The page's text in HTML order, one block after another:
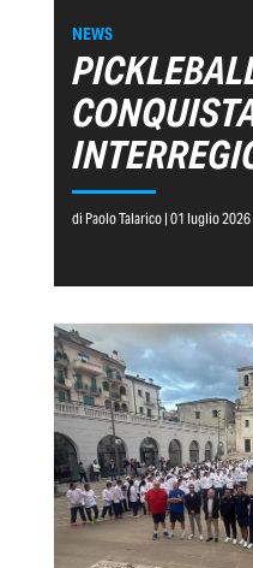
NEWS
di Paolo Talarico | 01 luglio 2026